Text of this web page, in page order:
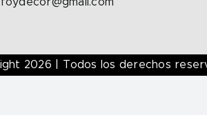
2026 | Todos los derechos